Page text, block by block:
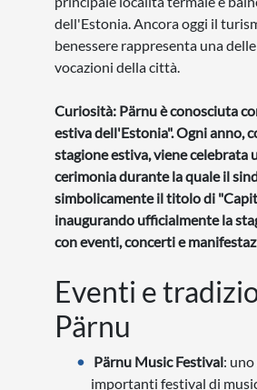
dell'Estonia. Ancora oggi il
benessere rappresenta una
vocazioni della città.
Curiosità: Pärnu è conosciuta
estiva dell'Estonia". Ogni anno,
stagione estiva, viene celebrata
cerimonia durante la quale il
simbolicamente il titolo di
inaugurando ufficialmente la
con eventi, concerti e
Eventi e
Pärnu
Pärnu Music Festival:
importanti festival di